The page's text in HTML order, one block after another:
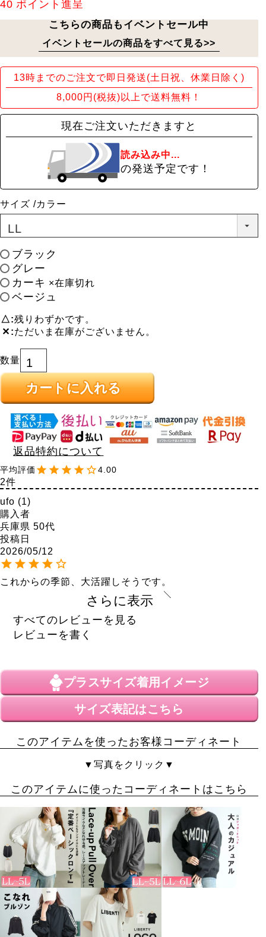
40 ポイント進呈
こちらの商品もイベントセール中
イベントセールの商品をすべて見る>>
13時までのご注文で即日発送(土日祝、休業日除く)
8,000円(税抜)以上で送料無料！
現在ご注文いただきますと
読み込み中...
の発送予定です！
サイズ カラー
ブラック
グレー
カーキ ×在庫切れ
ベージュ
△ 残りわずかです。
✕ ただいま在庫がございません。
カートに入れる
返品特約について
4.00
2
ufo
1
購入者
兵庫県 50代
投稿日
2026/05/12
これからの季節、大活躍しそうです。
ゆったりしていて生地も伸びるし履きやすいです。
すこし縫製が雑なので、４の評価です。
きょん
30代
写真を参考に4Lしましたが、大きすぎると綺麗に履けな
いなぁと。全体的に大きめだったのでサイズさげて全然
良かった。履けなくはないけど、プラスサイズは難しい
生地はしっかりしていました。
さらに表示
すべてのレビューを見る
レビューを書く
プラスサイズ着用イメージ
サイズ表記はこちら
このアイテムを使ったお客様コーディネート
▼写真をクリック▼
このアイテムに使ったコーディネートはこちら